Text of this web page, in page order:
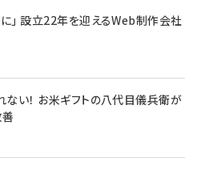
」 設立22年を迎えるWeb制作会社
い！ お米ギフトの八代目儀兵衛が